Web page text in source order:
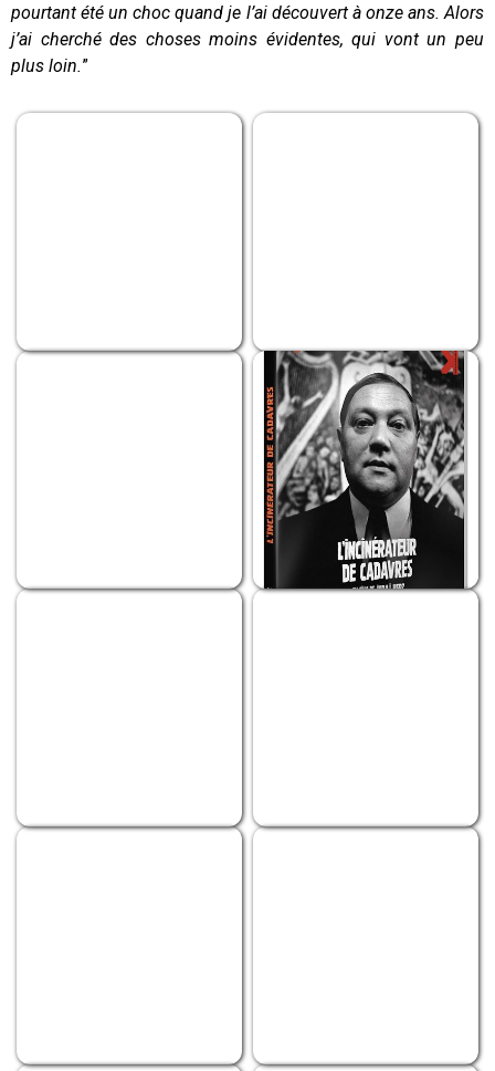
pourtant été un choc quand je l’ai découvert à onze ans. Alors
j’ai cherché des choses moins évidentes, qui vont un peu
plus loin.”